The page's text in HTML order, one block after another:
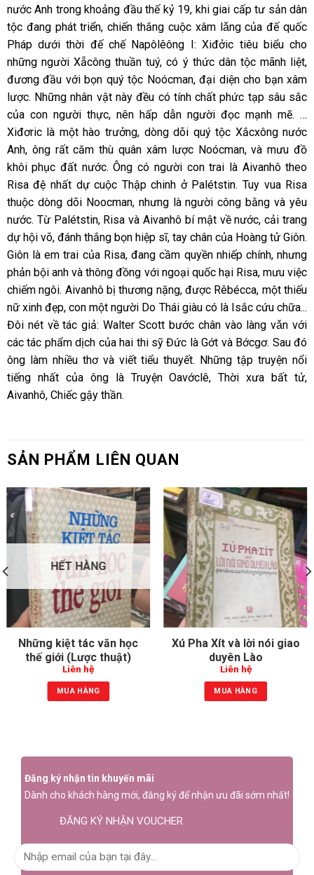
nước Anh trong khoảng đầu thế kỷ 19, khi giai cấp tư sản dân
tộc đang phát triển, chiến thắng cuộc xâm lǎng của đế quốc
Pháp dưới thời đế chế Napôlêông I: Xiđởic tiêu biểu cho
những người Xẵcông thuần tuý, có ý thức dân tộc mãnh liệt,
đương đầu với bọn quý tộc Noócman, đại diện cho bạn xâm
lược. Những nhân vật này đều có tính chất phức tạp sâu sắc
của con người thực, nên hấp dẫn người đọc mạnh mẽ. …
Xiđơric là một hào trưởng, dòng dõi quý tộc Xắcxông nước
Anh, ông rất căm thù quân xâm lược Noócman, và mưu đồ
khôi phục đất nước. Ông có người con trai là Aivanhô theo
Risa đệ nhất dự cuộc Thập chinh ở Palétstin. Tuy vua Risa
thuộc dòng dõi Noocman, nhưng là người công bằng và yêu
nước. Từ Palétstin, Risa và Aivanhô bí mật về nước, cải trang
dự hội võ, đánh thắng bọn hiệp sĩ, tay chân của Hoàng tử Giôn.
Giôn là em trai của Risa, đang cầm quyền nhiếp chính, nhưng
phản bội anh và thông đồng với ngoại quốc hại Risa, mưu việc
chiếm ngôi. Aivanhô bị thương nặng, được Rêbécca, một thiếu
nữ xinh đẹp, con một người Do Thái giàu có là Isắc cứu chữa...
Đôi nét về tác giả: Walter Scott bước chân vào làng vǎn với
các tác phẩm dịch của hai thi sỹ Đức là Gớt và Bớcgơ. Sau đó
ông làm nhiều thơ và viết tiểu thuyết. Những tập truyện nổi
tiếng nhất của ông là Truyện Oavớclê, Thời xưa bất tử,
Aivanhô, Chiếc gậy thần.
SẢN PHẨM LIÊN QUAN
HẾT HÀNG
Những kiệt tác văn học
thế giới (Lược thuật)
Liên hệ
MUA HÀNG
Xú Pha Xít và lời nói giao
duyên Lào
Liên hệ
MUA HÀNG
Đăng ký nhận tin khuyến mãi
Dành cho khách hàng mới, đăng ký để nhận ưu đãi sớm nhất!
ĐĂNG KÝ NHẬN VOUCHER